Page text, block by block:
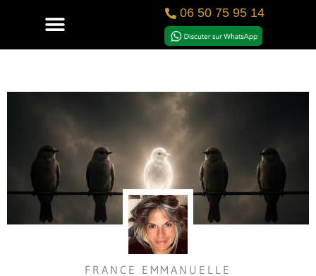
06 50 75 95 14
FRANCE EMMANUELLE